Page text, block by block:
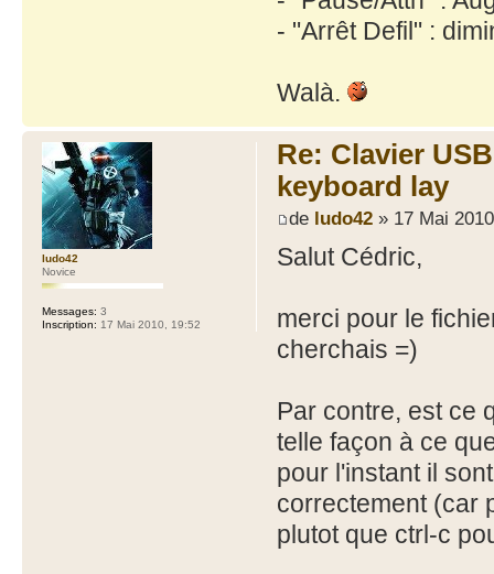
- "Arrêt Defil" :
Walà.
Re: Clavier
keyboard lay
de ludo42» 17 Mai
Salut Cédric,
merci pour le
cherchais =)
Par contre, est ce
telle façon à ce
pour l'instant il
correctement (car
plutot que ctrl-c
ludo42
Novice
Messages: 3
Inscription: 17 Mai 2010, 19:52